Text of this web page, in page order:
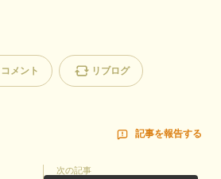
コメント リブログ
記事を報告する
次の記事